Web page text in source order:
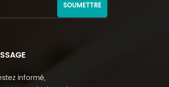
SOUMETTRE
informé,